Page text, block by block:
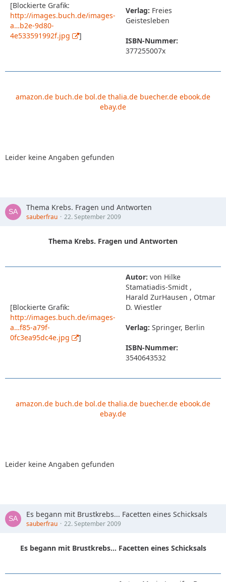
[Blockierte Grafik:
http://images.buch.de/images-
a…b2e-9d80-
4e533591992f.jpg
]
Verlag: Freies
Geistesleben
ISBN-Nummer:
377255007x
amazon.de buch.de bol.de thalia.de buecher.de ebook.de
ebay.de
Leider keine Angaben gefunden
Thema Krebs. Fragen und Antworten
sauberfrau 22. September 2009
Thema Krebs. Fragen und Antworten
[Blockierte Grafik:
http://images.buch.de/images-
a…f85-a79f-
0fc3ea95dc4e.jpg
]
Autor: von Hilke
Stamatiadis-Smidt ,
Harald ZurHausen , Otmar
D. Wiestler
Verlag: Springer, Berlin
ISBN-Nummer:
3540643532
amazon.de buch.de bol.de thalia.de buecher.de ebook.de
ebay.de
Leider keine Angaben gefunden
Es begann mit Brustkrebs... Facetten eines Schicksals
sauberfrau 22. September 2009
Es begann mit Brustkrebs... Facetten eines Schicksals